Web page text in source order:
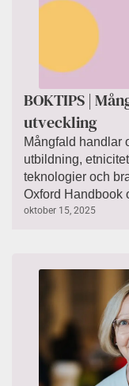
BOKTIPS |
utveckling
Mångfald handlar
utbildning,
teknologier och
Oxford Handbook
oktober 15, 2025